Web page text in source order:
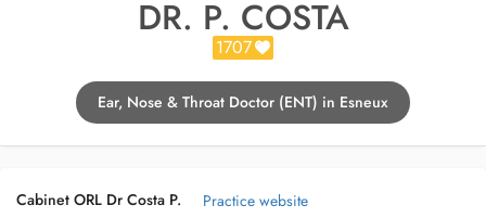
DR. P. COSTA
1707
Ear, Nose & Throat Doctor (ENT) in Esneux
Cabinet ORL Dr Costa P.
Practice website